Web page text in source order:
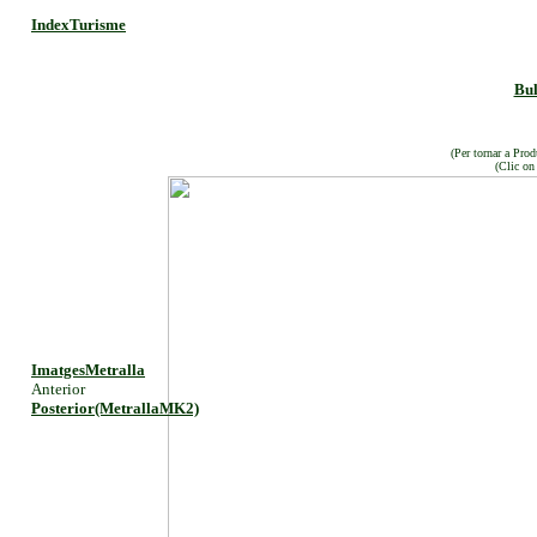
ImatgesMetralla
Anterior
Posterior(MetrallaMK2)
(Per tornar a
(Clic on
IndexTurisme